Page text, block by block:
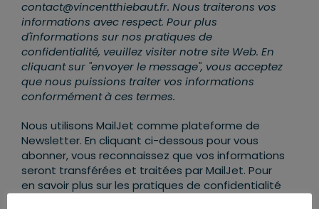
contact@vincentthiebaut.fr. Nous traiterons vos
informations avec respect. Pour plus
d'informations sur nos pratiques de
confidentialité, veuillez visiter notre site Web. En
cliquant sur "envoyer le message", vous acceptez
que nous puissions traiter vos informations
conformément à ces termes.
Nous utilisons MailJet comme plateforme de
Newsletter. En cliquant ci-dessous pour vous
abonner, vous reconnaissez que vos informations
seront transférées et traitées par MailJet. Pour
en savoir plus sur les pratiques de confidentialité